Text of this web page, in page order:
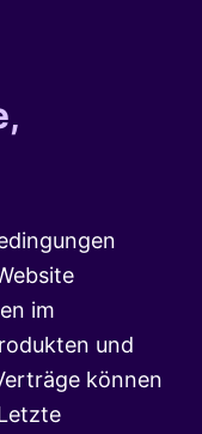
im
und
können